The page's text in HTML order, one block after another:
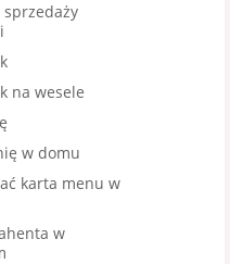
na wesele
w domu
karta menu w
w